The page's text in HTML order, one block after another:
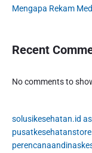
Mengapa Rekam
Recent
No comments to
solusikesehatan.id